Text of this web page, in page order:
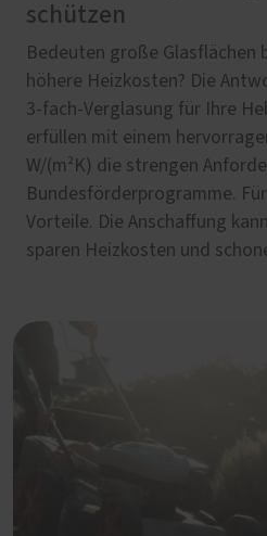
schützen
Bedeuten große Glasflächen
höhere Heizkosten? Die
3-fach-Verglasung für Ihre
erfüllen mit einem
W/(m²K) die strengen
Bundesförderprogramme.
Vorteile. Die Anschaffung
sparen Heizkosten und